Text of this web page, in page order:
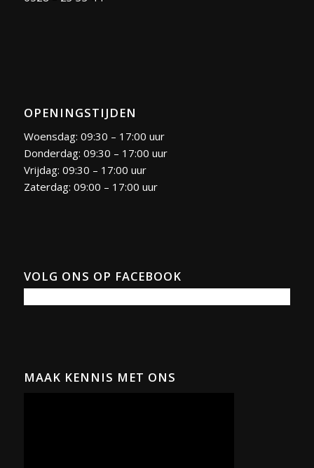
OPENINGSTIJDEN
Woensdag: 09:30 – 17:00 uur
Donderdag: 09:30 – 17:00 uur
Vrijdag: 09:30 – 17:00 uur
Zaterdag: 09:00 – 17:00 uur
VOLG ONS OP FACEBOOK
MAAK KENNIS MET ONS